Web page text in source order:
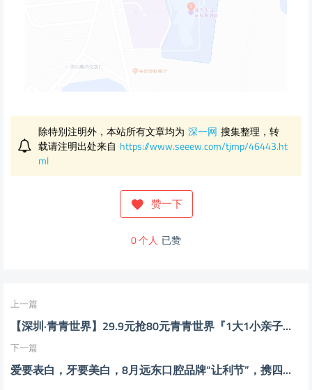
除特别注明外，本站所有文章均为 深一网 搜集整理，转
载请注明出处来自 https://www.seeew.com/tjmp/46443.ht
ml
赞一下
0个人 已赞
上一篇
【深圳·青青世界】29.9元抢80元青青世界『1大1小亲子票』；带上家人与有趣的夏日森林来个约会~
下一篇
爱要表白，牙要美白，8月远东口腔品牌“让利节”，携四重好礼来咯~